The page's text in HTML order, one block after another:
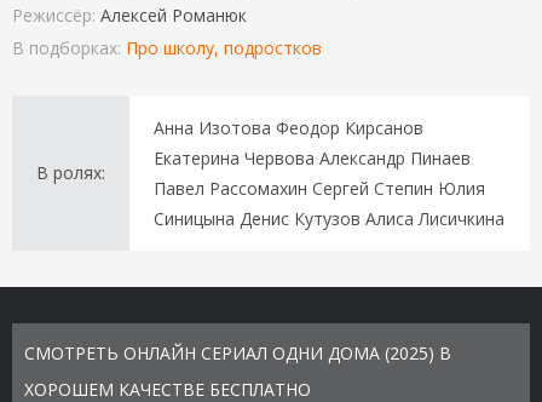
Режиссёр: Алексей Романюк
В подборках: Про школу, подростков
В ролях:
Анна Изотова Феодор Кирсанов
Екатерина Червова Александр Пинаев
Павел Рассомахин Сергей Степин Юлия
Синицына Денис Кутузов Алиса Лисичкина
СМОТРЕТЬ ОНЛАЙН СЕРИАЛ ОДНИ ДОМА (2025) В
ХОРОШЕМ КАЧЕСТВЕ БЕСПЛАТНО